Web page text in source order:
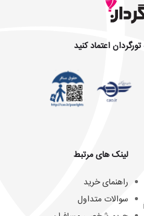
اعتماد کنید
لینک های مرتبط
راهنمای خرید
سوالات متداول